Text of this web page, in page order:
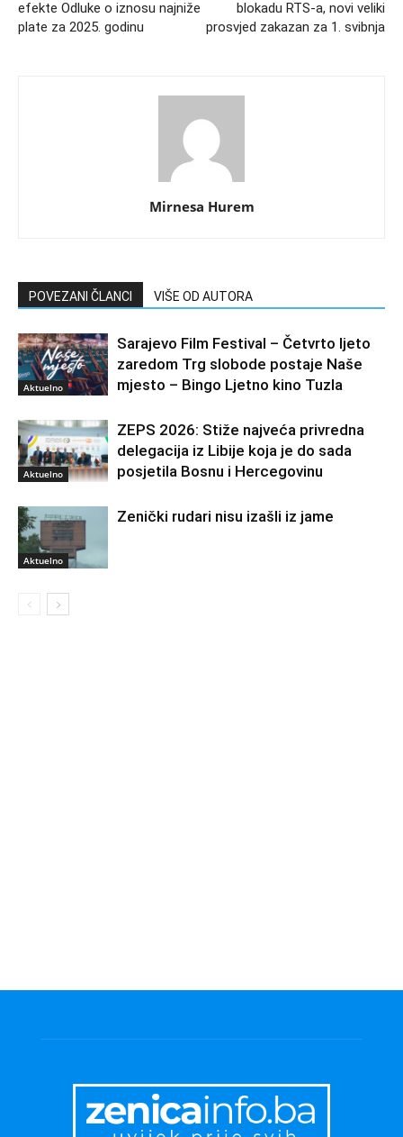
efekte Odluke o iznosu najniže
plate za 2025. godinu
blokadu RTS-a, novi veliki
prosvjed zakazan za 1. svibnja
Mirnesa Hurem
POVEZANI ČLANCI VIŠE OD AUTORA
Aktuelno
Sarajevo Film Festival – Četvrto ljeto
zaredom Trg slobode postaje Naše
mjesto – Bingo Ljetno kino Tuzla
Aktuelno
ZEPS 2026: Stiže najveća privredna
delegacija iz Libije koja je do sada
posjetila Bosnu i Hercegovinu
Aktuelno
Zenički rudari nisu izašli iz jame